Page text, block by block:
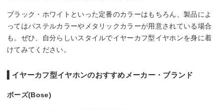
ブラック・ホワイトといった定番のカラーはもちろん、製品によ
ってはパステルカラーやメタリックカラーが用意されている場合
も。ぜひ、自分らしいスタイルでイヤーカフ型イヤホンを身に着
けてみてください。
イヤーカフ型イヤホンのおすすめメーカー・ブランド
ボーズ(Bose)